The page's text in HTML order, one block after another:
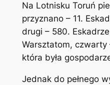
Na Lotnisku Toruń
przyznano – 11.
drugi – 580.
Warsztatom, czwarty
która była
Jednak do pełnego